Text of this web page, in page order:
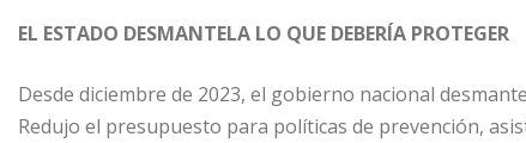
EL ESTADO DESMANTELA LO QUE DEBERÍA PROTEGER
Desde diciembre de 2023, el gobierno nacional
Redujo el presupuesto para políticas de prevención,